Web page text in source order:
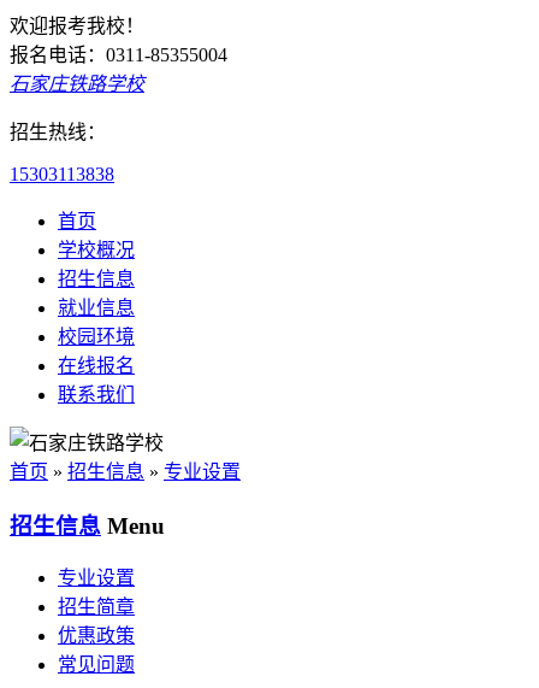
欢迎报考我校！
报名电话：0311-85355004
石家庄铁路学校
招生热线：
15303113838
首页
学校概况
招生信息
就业信息
校园环境
在线报名
联系我们
首页 » 招生信息 » 专业设置
招生信息 Menu
专业设置
招生简章
优惠政策
常见问题